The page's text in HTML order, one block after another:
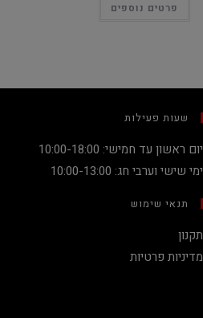
פרטים נוספים
שעות פעילות
יום ראשון עד חמישי: 10:00-18:00
ימי שישי וערבי חג: 10:00-13:00
תנאי שימוש
תקנון
מדיניות פרטיות